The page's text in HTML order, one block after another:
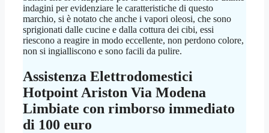
indagini per evidenziare le caratteristiche di questo
marchio, si è notato che anche i vapori oleosi, che sono
sprigionati dalle cucine e dalla cottura dei cibi, essi
riescono a reagire in modo eccellente, non perdono colore,
non si ingialliscono e sono facili da pulire.
Assistenza Elettrodomestici
Hotpoint Ariston Via Modena
Limbiate con rimborso immediato
di 100 euro